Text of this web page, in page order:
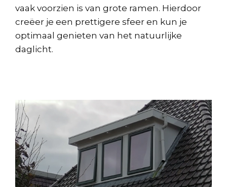
vaak voorzien is van grote ramen. Hierdoor
creëer je een prettigere sfeer en kun je
optimaal genieten van het natuurlijke
daglicht.